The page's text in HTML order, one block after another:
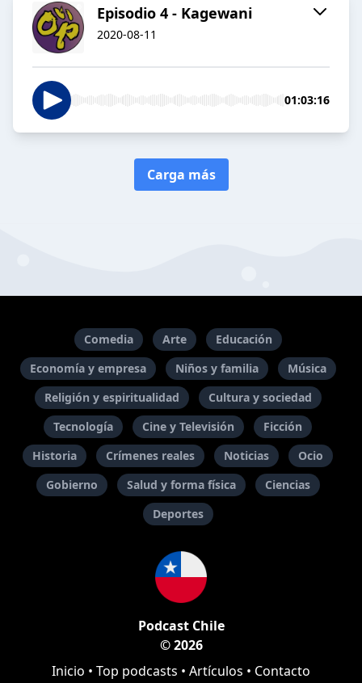
Episodio 4 - Kagewani
2020-08-11
01:03:16
Carga más
Comedia Arte
Educación
Economía y empresa
Niños y familia
Música
Religión y espiritualidad
Cultura y sociedad
Tecnología
Cine y Televisión
Ficción
Historia
Crímenes reales Noticias
Ocio
Gobierno
Salud y forma física
Ciencias
Deportes
Podcast Chile
© 2026
Inicio • Top podcasts • Artículos • Contacto